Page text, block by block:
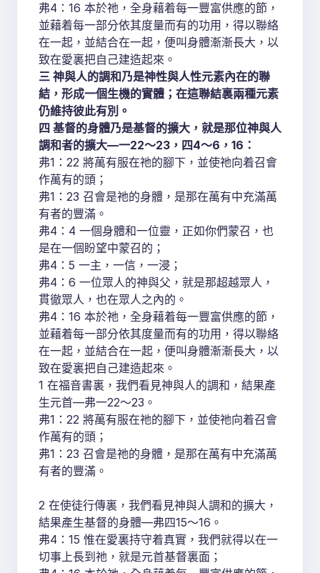
弗4：16 本於祂，全身藉着每一豐富供應的節，
並藉着每一部分依其度量而有的功用，得以聯絡
在一起，並結合在一起，便叫身體漸漸長大，以
致在愛裏把自己建造起來。
三 神與人的調和乃是神性與人性元素內在的聯
結，形成一個生機的實體；在這聯結裏兩種元素
仍維持彼此有別。
四 基督的身體乃是基督的擴大，就是那位神與人
調和者的擴大—一22～23，四4～6，16：
弗1：22 將萬有服在祂的腳下，並使祂向着召會
作萬有的頭；
弗1：23 召會是祂的身體，是那在萬有中充滿萬
有者的豐滿。
弗4：4 一個身體和一位靈，正如你們蒙召，也
是在一個盼望中蒙召的；
弗4：5 一主，一信，一浸；
弗4：6 一位眾人的神與父，就是那超越眾人，
貫徹眾人，也在眾人之內的。
弗4：16 本於祂，全身藉着每一豐富供應的節，
並藉着每一部分依其度量而有的功用，得以聯絡
在一起，並結合在一起，便叫身體漸漸長大，以
致在愛裏把自己建造起來。
1 在福音書裏，我們看見神與人的調和，結果產
生元首—弗一22～23。
弗1：22 將萬有服在祂的腳下，並使祂向着召會
作萬有的頭；
弗1：23 召會是祂的身體，是那在萬有中充滿萬
有者的豐滿。
2 在使徒行傳裏，我們看見神與人調和的擴大，
結果產生基督的身體—弗四15～16。
弗4：15 惟在愛裏持守着真實，我們就得以在一
切事上長到祂，就是元首基督裏面；